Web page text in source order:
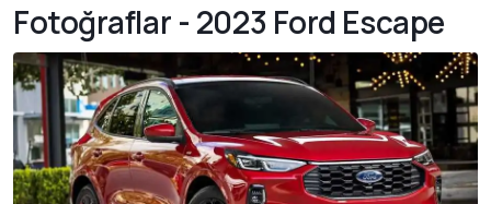
Fotoğraflar - 2023 Ford Escape